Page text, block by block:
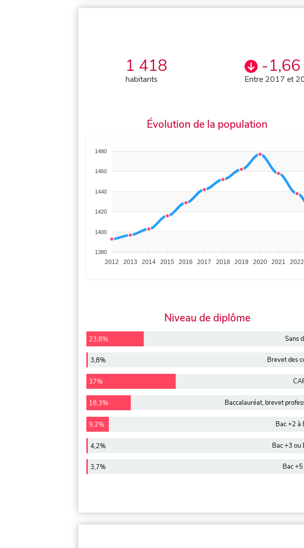
1 418
habitants
-1,66
Entre 2017 et
Évolution de la population
1480
1460
1440
1420
1400
1380
2012 2013 2014 2015 2016 2017 2018 2019 2020 2021 2022
Niveau de diplôme
23,8% Sans
3,8% Brevet des
37%
18,3% Baccalauréat, brevet
9,2% Bac +2 à
4,2% Bac +3 ou
3,7% Bac